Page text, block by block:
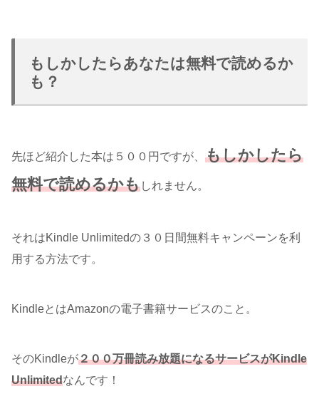
もしかしたらあなたは無料で読めるか
も？
先ほど紹介した本は５００円ですが、 もしかしたら
無料で読めるかもしれません。
それはKindle Unlimitedの３０日間無料キャンペーンを利
用する方法です。
KindleとはAmazonの電子書籍サービスのこと。
そのKindleが２００万冊読み放題になるサービスがKindle
Unlimitedなんです！